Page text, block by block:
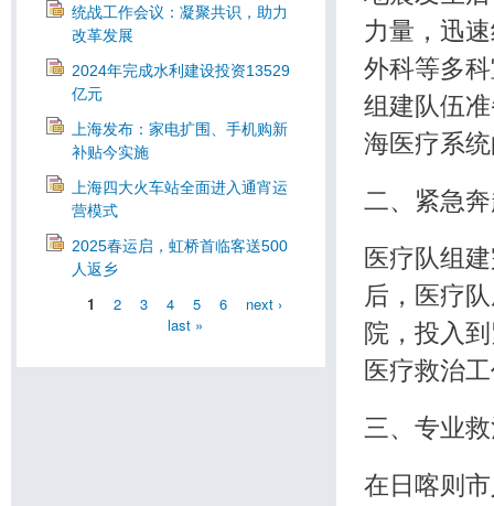
统战工作会议：凝聚共识，助力
改革发展
2024年完成水利建设投资13529
亿元
上海发布：家电扩围、手机购新
补贴今实施
上海四大火车站全面进入通宵运
营模式
2025春运启，虹桥首临客送500
人返乡
1 2 3 4 5 6
next ›
last »
力量，迅
外科等多
组建队伍
海医疗系
二、紧急
医疗队组
后，医疗
院，投入
医疗救治
三、专业
在日喀则